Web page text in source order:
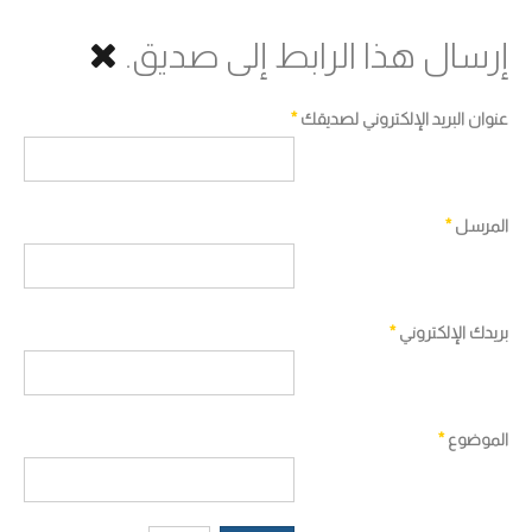
إرسال هذا الرابط إلى صديق.
عنوان البريد الإلكتروني لصديقك*
المرسل*
بريدك الإلكتروني*
الموضوع*